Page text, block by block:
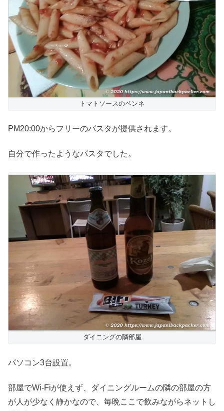
トマトソースのペンネ
PM20:00からフリーのパスタが提供されます。
自分で作ったようなパスタでした。
ダイニングの隣部屋
パソコン3台設置。
部屋でWi-Fiが使えず、ダイニングルームの隣の部屋の方
が人が少なく静かなので、毎晩ここで飲みながらネットし